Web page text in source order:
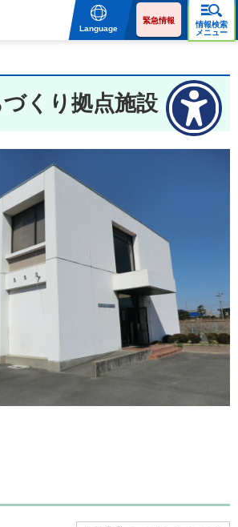
Language
緊急情報
情報検索
メニュー
くり拠点施設